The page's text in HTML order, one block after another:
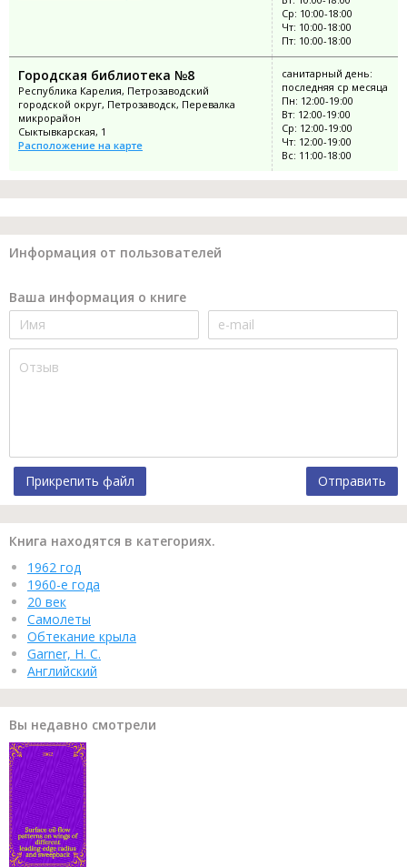
Ср: 10:00-18:00
Чт: 10:00-18:00
Пт: 10:00-18:00
Городская библиотека №8
Республика Карелия, Петрозаводский
городской округ, Петрозаводск, Перевалка
микрорайон
Сыктывкарская, 1
Расположение на карте
санитарный день:
последняя ср месяца
Пн: 12:00-19:00
Вт: 12:00-19:00
Ср: 12:00-19:00
Чт: 12:00-19:00
Вс: 11:00-18:00
Информация от пользователей
Ваша информация о книге
Прикрепить файл Отправить
Книга находятся в категориях.
1962 год
1960-е года
20 век
Самолеты
Обтекание крыла
Garner, H. C.
Английский
Вы недавно смотрели